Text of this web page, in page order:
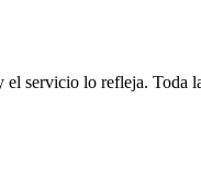
servicio lo refleja. Toda